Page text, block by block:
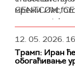
унутрашње
такви
(iranpress)
мрежиИкс,
спроводе у
Иранске
контролу над
CENTCOM
commercial
— U.S. Central
12. 05. 2026.
Трамп: Иран
обогаћивање